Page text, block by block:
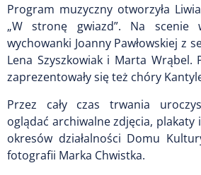
Program muzyczny otworzyła
„W stronę gwiazd”. Na scenie
wychowanki Joanny Pawłowskiej z
Lena Szyszkowiak i Marta Wrąbel.
zaprezentowały się też chóry
Przez cały czas trwania
oglądać archiwalne zdjęcia,
okresów działalności Domu
fotografii Marka Chwistka.